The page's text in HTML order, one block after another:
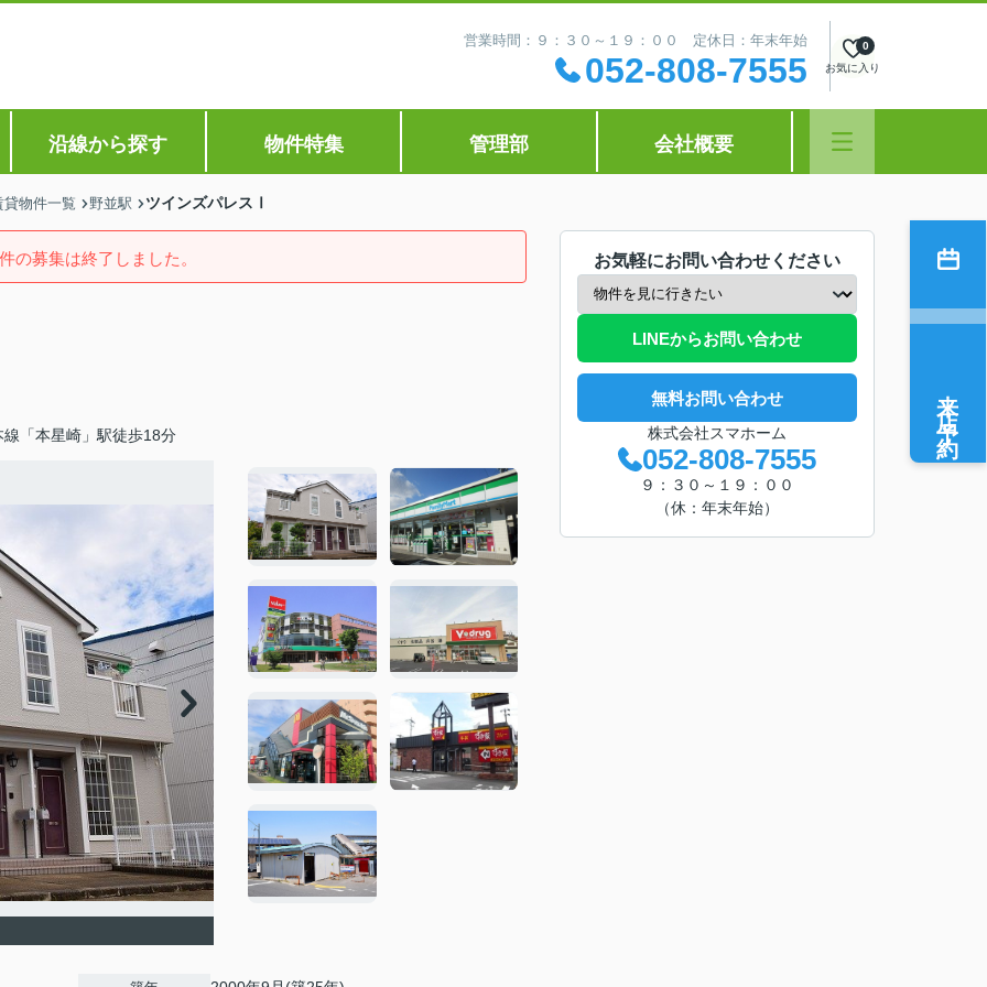
営業時間：９：３０～１９：００ 定休日：年末年始
052-808-7555 お気に入り
0
沿線から探す 物件特集 管理部 会社概要
物件一覧 野並駅 ツインズパレスⅠ
の募集は終了しました。
「本星崎」駅徒歩18分
お気軽にお問い合わせください
LINEからお問い合わせ
無料お問い合わせ
株式会社スマホーム
052-808-7555
９：３０～１９：００
（休：年末年始）
来店予約